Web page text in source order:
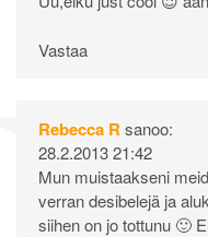
Vastaa
Rebecca R sanoo:
28.2.2013 21:42
Mun muistaakseni
verran desibelejä ja
siihen on jo tottunu 🙂